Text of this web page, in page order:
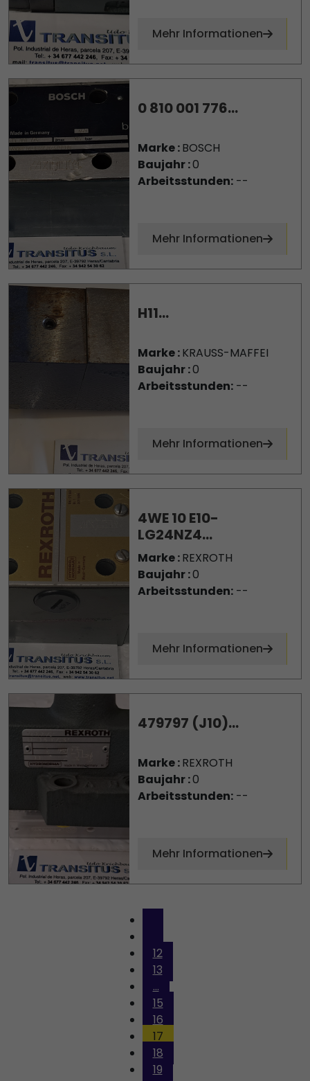
Mehr Informationen
0 810 001 776...
Marke :BOSCH
Baujahr :0
Arbeitsstunden:--
Mehr Informationen
H11...
Marke :KRAUSS-MAFFEI
Baujahr :0
Arbeitsstunden:--
Mehr Informationen
4WE 10 E10-
LG24NZ4...
Marke :REXROTH
Baujahr :0
Arbeitsstunden:--
Mehr Informationen
479797 (J10)...
Marke :REXROTH
Baujahr :0
Arbeitsstunden:--
Mehr Informationen
12
13
...
15
16
17
18
19